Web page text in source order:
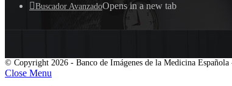
Buscador AvanzadoOpens in a new tab
© Copyright 2026 - Banco de Imágenes de la Medicina Española
Close Menu